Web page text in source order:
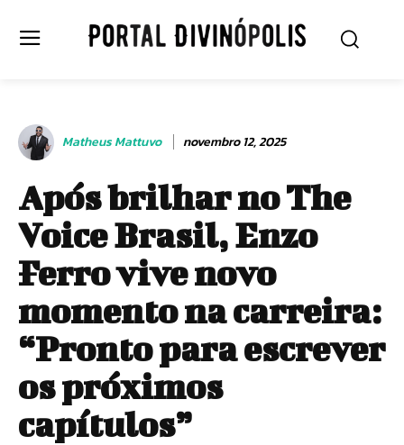
Matheus Mattuvo novembro 12, 2025
Após brilhar no The
Voice Brasil, Enzo
Ferro vive novo
momento na carreira:
“Pronto para escrever
os próximos
capítulos”